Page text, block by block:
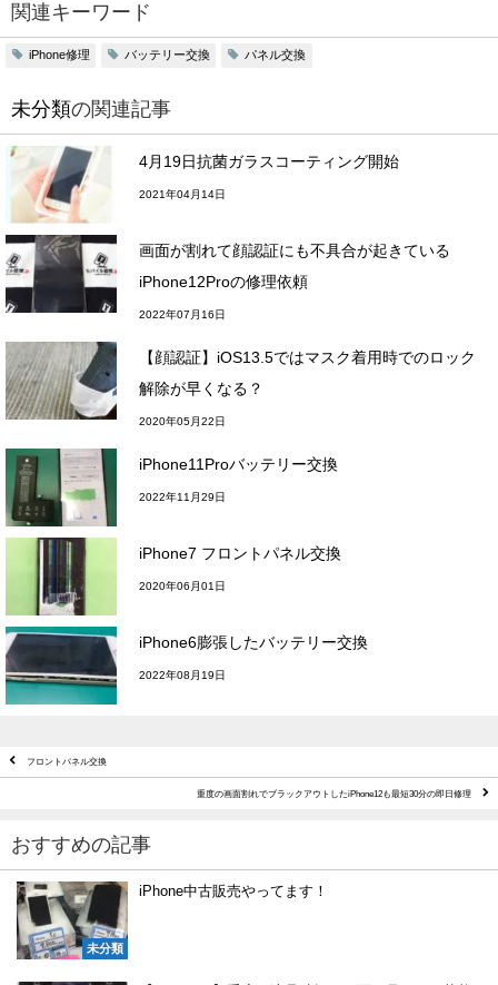
関連キーワード
iPhone修理 バッテリー交換 パネル交換
未分類の関連記事
4月19日抗菌ガラスコーティング開始
2021年04月14日
画面が割れて顔認証にも不具合が起きている
iPhone12Proの修理依頼
2022年07月16日
【顔認証】iOS13.5ではマスク着用時でのロック
解除が早くなる？
2020年05月22日
iPhone11Proバッテリー交換
2022年11月29日
iPhone7 フロントパネル交換
2020年06月01日
iPhone6膨張したバッテリー交換
2022年08月19日
フロントパネル交換
重度の画面割れでブラックアウトしたiPhone12も最短30分の即日修理
おすすめの記事
未分類
iPhone中古販売やってます！